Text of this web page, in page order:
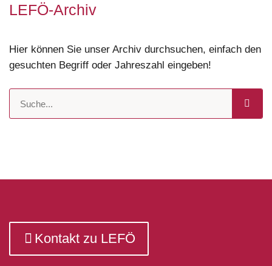
LEFÖ-Archiv
Hier können Sie unser Archiv durchsuchen, einfach den
gesuchten Begriff oder Jahreszahl eingeben!
Kontakt zu LEFÖ